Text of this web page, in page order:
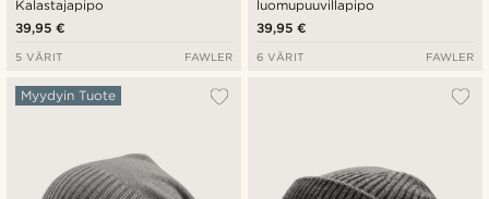
Kalastajapipo
39,95 €
5 VÄRIT FAWLER
luomupuuvillapipo
39,95 €
6 VÄRIT FAWLER
Myydyin Tuote